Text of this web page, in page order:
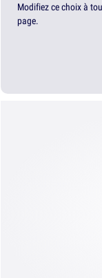
Modifiez ce choix à
page.